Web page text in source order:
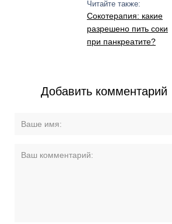
Читайте также:
Сокотерапия: какие
разрешено пить соки
при панкреатите?
Добавить комментарий